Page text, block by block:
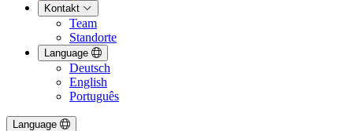
Kontakt
Team
Standorte
Language
Deutsch
English
Português
Language